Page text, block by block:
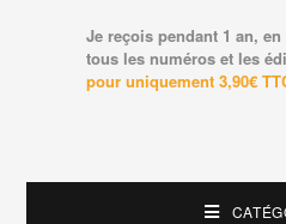
Je reçois pendant 1 an,
tous les numéros et les
pour uniquement 3,90€